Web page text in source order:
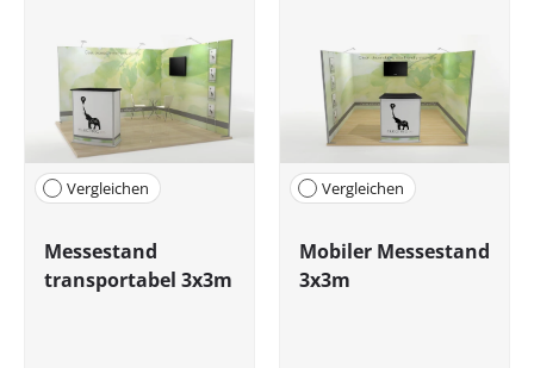
Vergleichen
Messestand
transportabel 3x3m
Vergleichen
Mobiler Messestand
3x3m